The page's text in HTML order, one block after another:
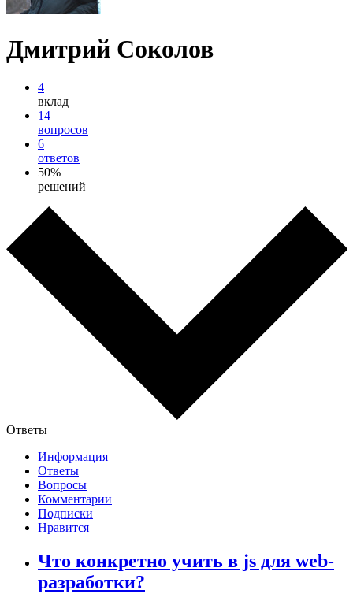
Дмитрий Соколов
4
вклад
14
вопросов
6
ответов
50%
решений
Ответы
Информация
Ответы
Вопросы
Комментарии
Подписки
Нравится
Что конкретно учить в js для web-
разработки?